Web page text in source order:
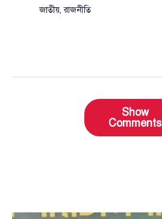
জাতীয়,রাজনীতি
Show
Comments